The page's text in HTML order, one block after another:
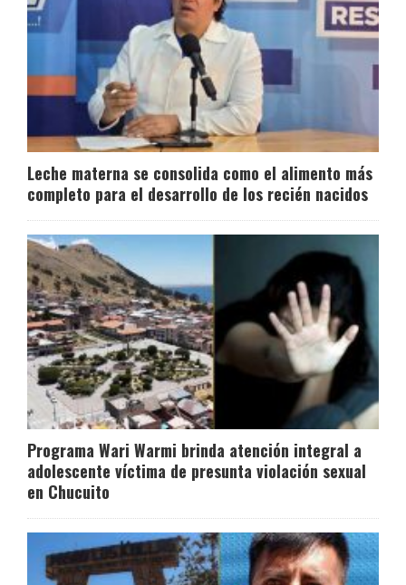
Leche materna se consolida como el alimento más
completo para el desarrollo de los recién nacidos
Programa Wari Warmi brinda atención integral a
adolescente víctima de presunta violación sexual
en Chucuito